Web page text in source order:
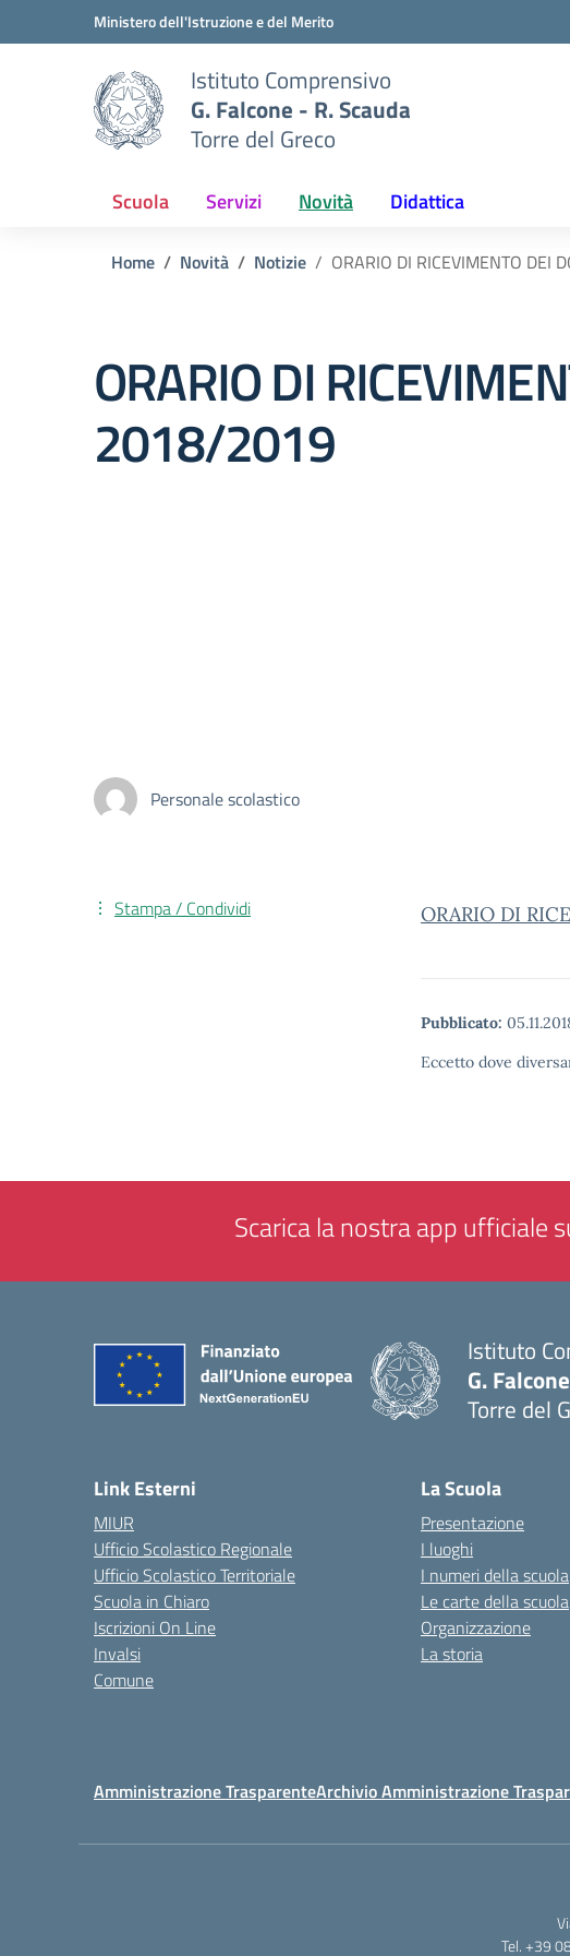
Vai ai contenuti
Vai al menu di navigazioneMinistero dell'Istruzione e del Merito
Istituto Comprensivo
G. Falcone - R. Scauda
Torre del Greco
Scuola Servizi Novità Didattica
Home Novità Notizie ORARIO DI RICEVIMENTO DEI
ORARIO DI
2018/2019
Personale scolastico
ORARIO DI
Pubblicato:
Eccetto dove
Stampa / Condividi
Scarica la nostra app ufficiale
Istituto
G.
Torre del
Link Esterni
MIUR
Ufficio Scolastico Regionale
Ufficio Scolastico Territoriale
Scuola in Chiaro
Iscrizioni On Line
Invalsi
Comune
La Scuola
Presentazione
I luoghi
I numeri della scuola
Le carte della scuola
Organizzazione
La storia
Amministrazione TrasparenteArchivio Amministrazione
Tel. +39